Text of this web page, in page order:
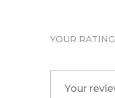
YOUR RATING